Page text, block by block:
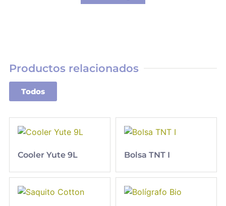
Productos relacionados
Todos
Cooler Yute 9L Bolsa TNT I